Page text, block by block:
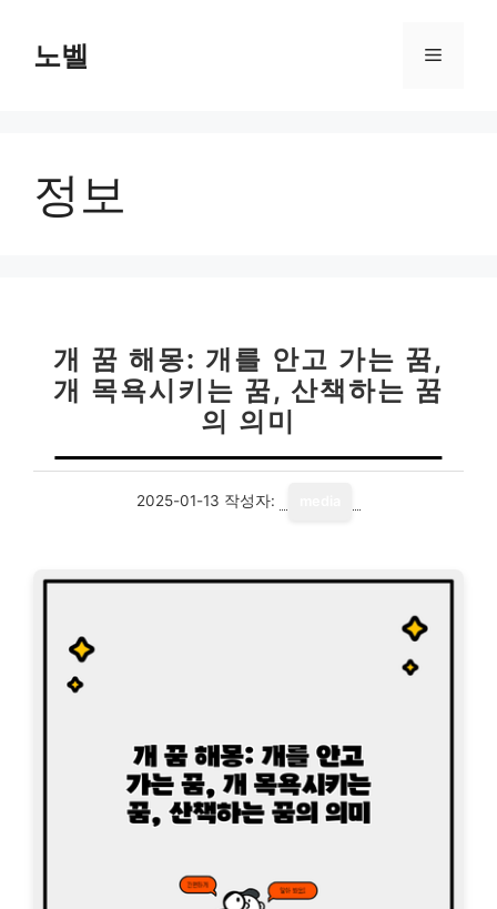
노벨 메
정보
개 꿈 해몽: 개를 안고 가는 꿈,
개 목욕시키는 꿈, 산책하는 꿈
의 의미
2025-01-13 작성자: